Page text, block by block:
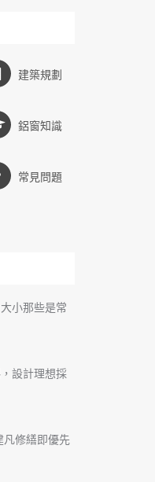
建築規劃
鋁窗知識
常見問題
小那些是常
設計理想採
修繕即優先